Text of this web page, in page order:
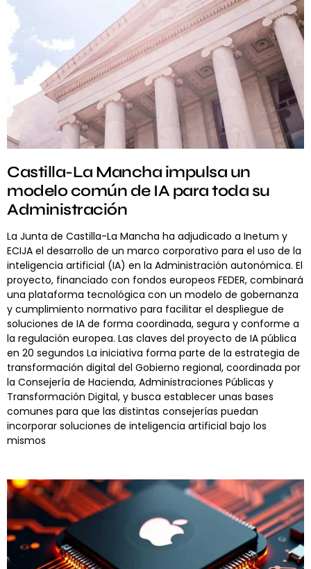
Castilla-La Mancha impulsa un
modelo común de IA para toda su
Administración
La Junta de Castilla-La Mancha ha adjudicado a Inetum y
ECIJA el desarrollo de un marco corporativo para el uso de la
inteligencia artificial (IA) en la Administración autonómica. El
proyecto, financiado con fondos europeos FEDER, combinará
una plataforma tecnológica con un modelo de gobernanza
y cumplimiento normativo para facilitar el despliegue de
soluciones de IA de forma coordinada, segura y conforme a
la regulación europea. Las claves del proyecto de IA pública
en 20 segundos La iniciativa forma parte de la estrategia de
transformación digital del Gobierno regional, coordinada por
la Consejería de Hacienda, Administraciones Públicas y
Transformación Digital, y busca establecer unas bases
comunes para que las distintas consejerías puedan
incorporar soluciones de inteligencia artificial bajo los
mismos